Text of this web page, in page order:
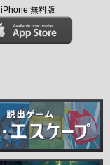
iPhone 無料版